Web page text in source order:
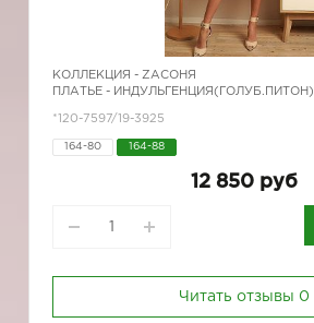
КОЛЛЕКЦИЯ - ZAСОНЯ
ПЛАТЬЕ - ИНДУЛЬГЕНЦИЯ(ГОЛУБ.ПИТОН)
*120-7597/19-3925
164-80 164-88
12 850 руб
Читать отзывы 0